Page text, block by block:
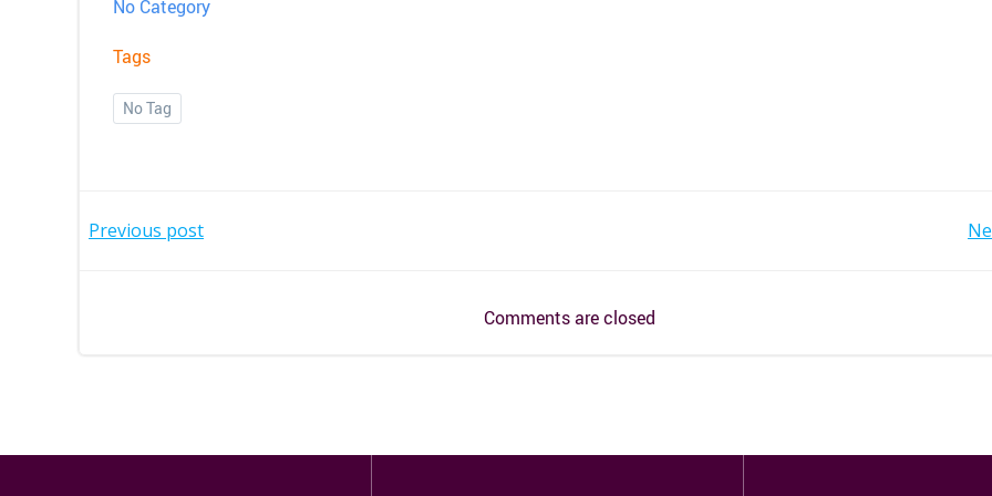
No Category
Tags
No Tag
BEITRAGSNAVIGATION
Previous post
Comments are closed